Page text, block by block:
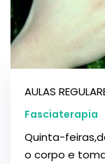
AULAS
Fasciaterapia
Quinta-
o corpo e